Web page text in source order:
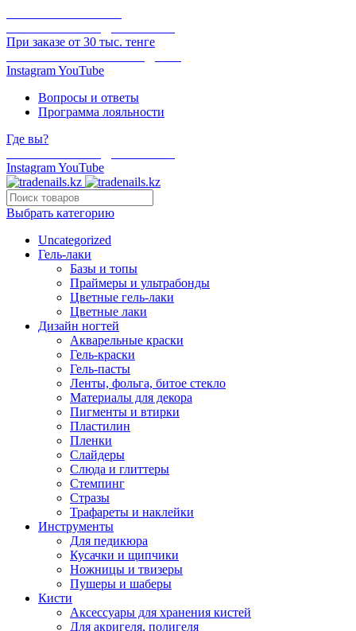
При заказе от 30 тыс. тенге
InstagramYouTube
Вопросы и ответы
Программа лояльности
Где вы?
InstagramYouTube
Выбрать категорию
Uncategorized
Гель-лаки
Базы и топы
Праймеры и ультрабонды
Цветные гель-лаки
Цветные лаки
Дизайн ногтей
Акварельные краски
Гель-краски
Гель-пасты
Ленты, фольга, битое стекло
Материалы для декора
Пигменты и втирки
Пластилин
Пленки
Слайдеры
Слюда и глиттеры
Стемпинг
Стразы
Трафареты и наклейки
Инструменты
Для педикюра
Кусачки и щипчики
Ножницы и твизеры
Пушеры и шаберы
Кисти
Аксессуары для хранения кистей
Для акригеля, полигеля